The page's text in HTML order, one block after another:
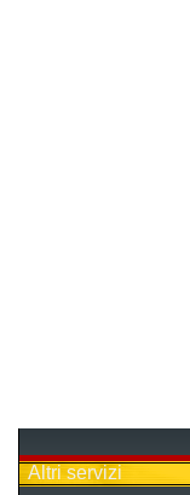
Altri servizi